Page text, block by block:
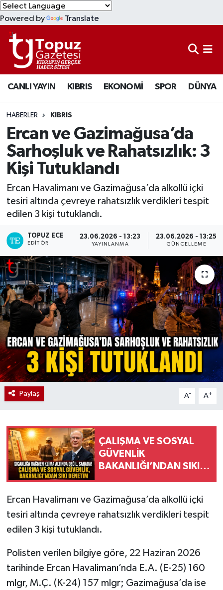
Powered by Translate
CANLI YAYIN KIBRIS EKONOMİ SPOR DÜNYA
HABERLER KIBRIS
Ercan ve Gazimağusa’da
Sarhoşluk ve Rahatsızlık: 3
Kişi Tutuklandı
Ercan Havalimanı ve Gazimağusa’da alkollü içki
tesiri altında çevreye rahatsızlık verdikleri tespit
edilen 3 kişi tutuklandı.
TOPUZ ECE
EDITÖR
23.06.2026 - 13:23
YAYINLANMA
23.06.2026 - 13:25
GÜNCELLEME
Paylaş A- A+
ÇALIŞMA VE SOSYAL
GÜVENLİK
BAKANLIĞI’NDAN SIKI
Ercan Havalimanı ve Gazimağusa’da alkollü içki
tesiri altında çevreye rahatsızlık verdikleri tespit
edilen 3 kişi tutuklandı.
Polisten verilen bilgiye göre, 22 Haziran 2026
tarihinde Ercan Havalimanı’nda E.A. (E-25) 160
mlgr, M.Ç. (K-24) 157 mlgr; Gazimağusa’da ise
KIBRIS
DÜNYA
EKONOMİ
MAGAZİN
SAĞLIK
SPOR
TEKNOLOJİ
TÜRKİYE
Lefkoşa Nöbetçi Eczaneler
Lefkoşa Hava Durumu
Lefkoşa Trafik Yoğunluk Haritası
Süper Lig Puan Durumu ve Fikstür
Tüm Manşetler
Son Dakika Haberleri
Haber Arşivi